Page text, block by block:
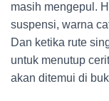
masih mengepul.
suspensi, warna
Dan ketika rute
untuk menutup
akan ditemui di